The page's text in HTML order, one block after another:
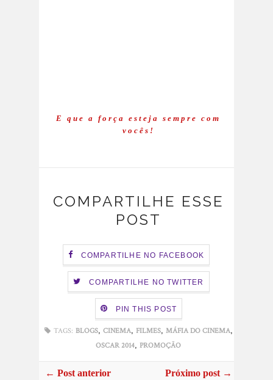
E que a força esteja sempre com
vocês!
COMPARTILHE ESSE
POST
COMPARTILHE NO FACEBOOK
COMPARTILHE NO TWITTER
PIN THIS POST
TAGS: BLOGS, CINEMA, FILMES, MÁFIA DO CINEMA,
OSCAR 2014,PROMOÇÃO
← Post anterior Próximo post →